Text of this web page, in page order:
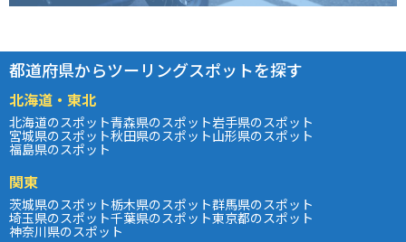
都道府県からツーリングスポットを探す
北海道・東北
北海道のスポット青森県のスポット岩手県のスポット
宮城県のスポット秋田県のスポット山形県のスポット
福島県のスポット
関東
茨城県のスポット栃木県のスポット群馬県のスポット
埼玉県のスポット千葉県のスポット東京都のスポット
神奈川県のスポット